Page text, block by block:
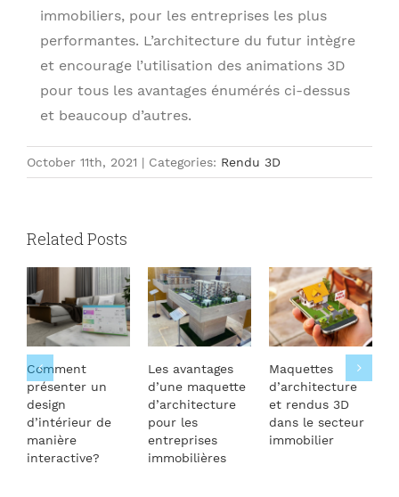
immobiliers, pour les entreprises les plus
performantes. L’architecture du futur intègre
et encourage l’utilisation des animations 3D
pour tous les avantages énumérés ci-dessus
et beaucoup d’autres.
October 11th, 2021 | Categories: Rendu 3D
Related Posts
Comment
présenter un
design
d’intérieur de
manière
interactive?
Les avantages
d’une maquette
d’architecture
pour les
entreprises
immobilières
Maquettes
d’architecture
et rendus 3D
dans le secteur
immobilier